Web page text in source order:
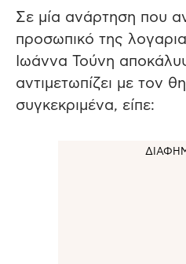
Σε μία ανάρτηση που
προσωπικό της
Ιωάννα Τούνη
αντιμετωπίζει με τον
συγκεκριμένα, είπε: